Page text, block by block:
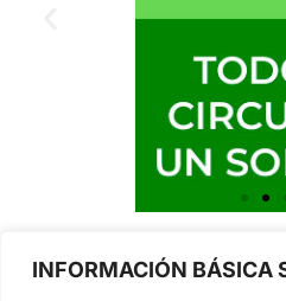
INFORMACIÓN BÁSICA